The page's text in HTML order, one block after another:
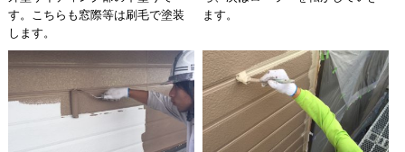
す。こちらも窓際等は刷毛で塗装
します。
ます。